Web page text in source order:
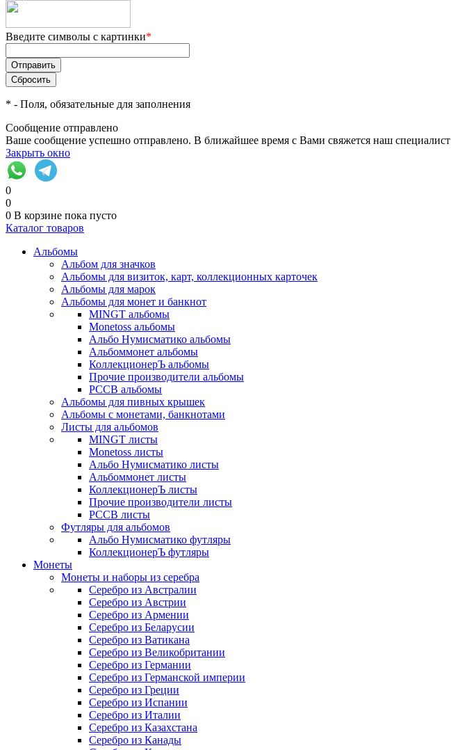
Введите символы с картинки*
* - Поля, обязательные для заполнения
Сообщение отправлено
Ваше сообщение успешно отправлено. В ближайшее время с Вами свяжется наш специалист
Закрыть окно
0
0
0 В корзине пока пусто
Каталог товаров
Альбомы
Альбом для значков
Альбомы для визиток, карт, коллекционных карточек
Альбомы для марок
Альбомы для монет и банкнот
MINGT альбомы
Monetoss альбомы
Альбо Нумисматико альбомы
Альбоммонет альбомы
КоллекционерЪ альбомы
Прочие производители альбомы
РССВ альбомы
Альбомы для пивных крышек
Альбомы с монетами, банкнотами
Листы для альбомов
MINGT листы
Monetoss листы
Альбо Нумисматико листы
Альбоммонет листы
КоллекционерЪ листы
Прочие производители листы
РССВ листы
Футляры для альбомов
Альбо Нумисматико футляры
КоллекционерЪ футляры
Монеты
Монеты и наборы из серебра
Серебро из Австралии
Серебро из Австрии
Серебро из Армении
Серебро из Беларусии
Серебро из Ватикана
Серебро из Великобритании
Серебро из Германии
Серебро из Германской империи
Серебро из Греции
Серебро из Испании
Серебро из Италии
Серебро из Казахстана
Серебро из Канады